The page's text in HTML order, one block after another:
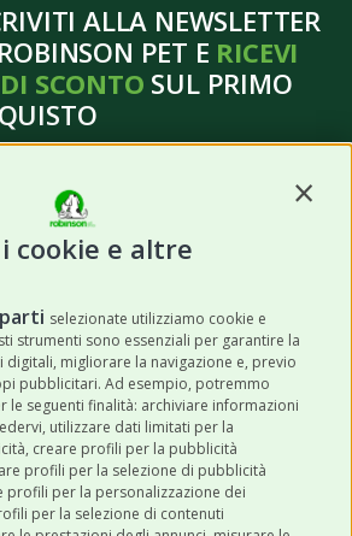
cookie e altre
selezionate utilizziamo cookie e
strumenti sono essenziali per garantire la
migliorare la navigazione e, previo
pubblicitari. Ad esempio, potremmo
le seguenti finalità: archiviare informazioni
utilizzare dati limitati per la
creare profili per la pubblicità
profili per la selezione di pubblicità
profili per la personalizzazione dei
per la selezione di contenuti
ALLA NEWSLETTER
PET E RICEVI
SCONTO SUL PRIMO
ricevere newsletter,
e offerte promozionali da
Shop tramite email.*